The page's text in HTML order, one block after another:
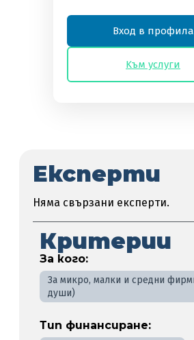
Експерти
Няма свързани експерти.
Критерии
За кого:
За микро, малки и средни
души)
Тип финансиране:
Вход в профила
Kъм услуги